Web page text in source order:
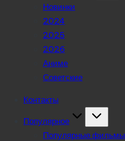
Новинки
2024
2025
2026
Аниме
Советские
Контакты
Популярное
Популярные фильмы